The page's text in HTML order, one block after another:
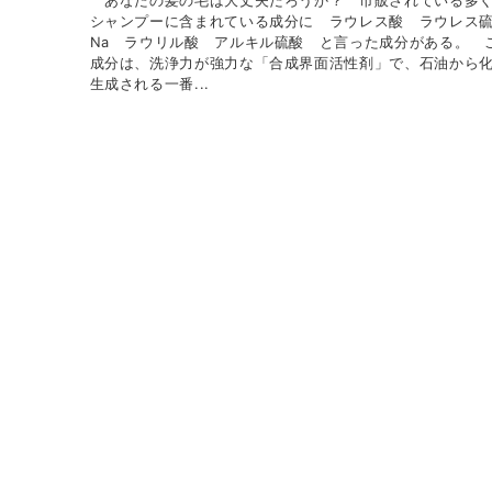
シャンプーに含まれている成分に ラウレス酸 ラウレス
Na ラウリル酸 アルキル硫酸 と言った成分がある。
成分は、洗浄力が強力な「合成界面活性剤」で、石油から
生成される一番...